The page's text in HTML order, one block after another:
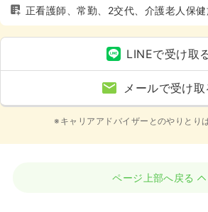
正看護師、常勤、2交代、介護老人保
LINEで受け取
メールで受け取
※キャリアアドバイザーとのやりとり
ページ上部へ戻る